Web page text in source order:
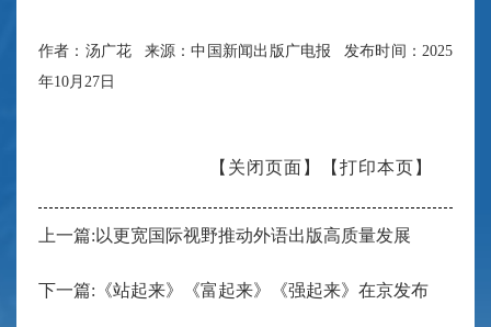
作者：汤广花 来源：中国新闻出版广电报 发布时间：2025
年10月27日
【打印本页】
【关闭页面】
上一篇:以更宽国际视野推动外语出版高质量发展
下一篇:《站起来》《富起来》《强起来》在京发布